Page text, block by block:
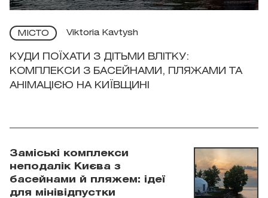
МІСТО Viktoria Kavtysh
КУДИ ПОЇХАТИ З ДІТЬМИ ВЛІТКУ:
КОМПЛЕКСИ З БАСЕЙНАМИ, ПЛЯЖАМИ ТА
АНІМАЦІЄЮ НА КИЇВЩИНІ
Заміські комплекси
неподалік Києва з
басейнами й пляжем: ідеї
для мінівідпустки